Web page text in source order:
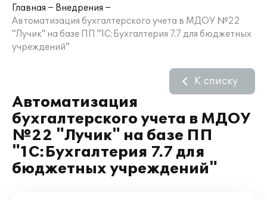
Главная
Внедрения
Автоматизация бухгалтерского учета в МДОУ №22
"Лучик" на базе ПП "1С:Бухгалтерия 7.7 для бюджетных
учреждений"
Автоматизация
бухгалтерского учета в МДОУ
№22 "Лучик" на базе ПП
"1С:Бухгалтерия 7.7 для
бюджетных учреждений"
К списку